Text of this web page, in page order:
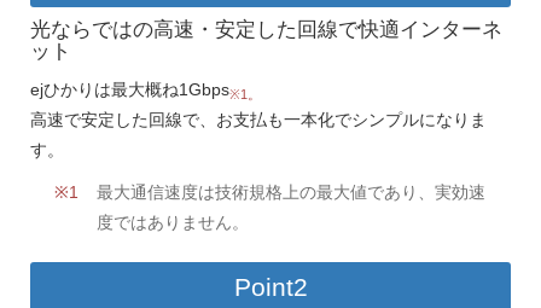
光ならではの高速・安定した回線で快適インターネ
ット
ejひかりは最大概ね1Gbps※1。
高速で安定した回線で、お支払も一本化でシンプルになりま
す。
最大通信速度は技術規格上の最大値であり、実効速
度ではありません。
Point2